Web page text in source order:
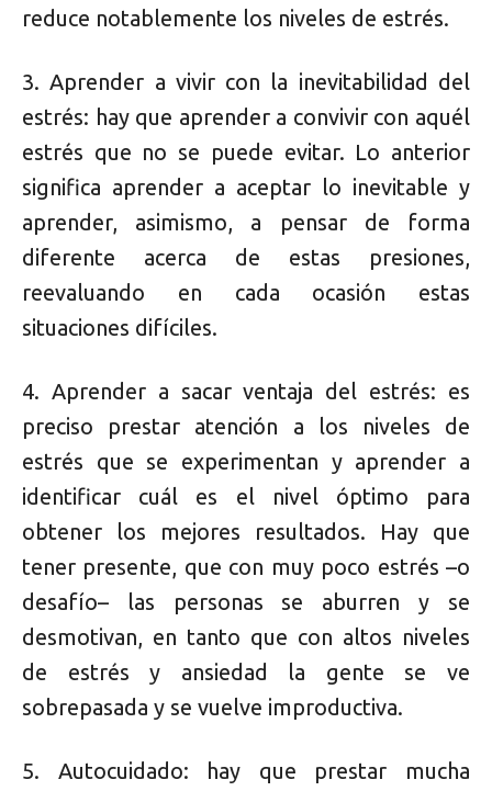
reduce notablemente los niveles de estrés.
3. Aprender a vivir con la inevitabilidad del
estrés: hay que aprender a convivir con aquél
estrés que no se puede evitar. Lo anterior
significa aprender a aceptar lo inevitable y
aprender, asimismo, a pensar de forma
diferente acerca de estas presiones,
reevaluando en cada ocasión estas
situaciones difíciles.
4. Aprender a sacar ventaja del estrés: es
preciso prestar atención a los niveles de
estrés que se experimentan y aprender a
identificar cuál es el nivel óptimo para
obtener los mejores resultados. Hay que
tener presente, que con muy poco estrés –o
desafío– las personas se aburren y se
desmotivan, en tanto que con altos niveles
de estrés y ansiedad la gente se ve
sobrepasada y se vuelve improductiva.
5. Autocuidado: hay que prestar mucha